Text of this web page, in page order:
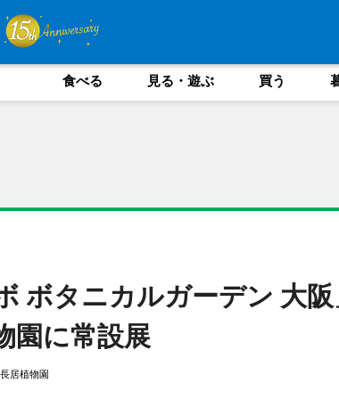
食べる 見る・遊ぶ 買う
ボタニカルガーデン 大
に常設展
長居植物園